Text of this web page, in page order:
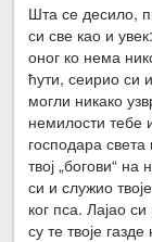
Шта се десило,
си све као и
оног ко нема
ћути, сеирио си
могли никако
немилости тебе
господара света
твој „богови“
си и служио
ког пса. Лајао
су те твоје